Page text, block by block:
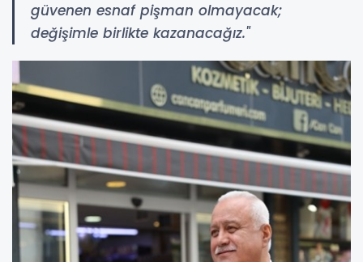
güvenen esnaf pişman olmayacak;
değişimle birlikte kazanacağız."